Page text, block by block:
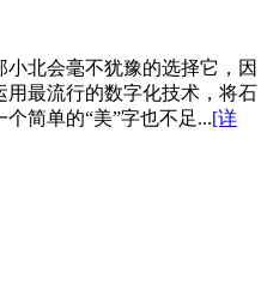
北会毫不犹豫的选择它，因
最流行的数字化技术，将石
简单的“美”字也不足...[详